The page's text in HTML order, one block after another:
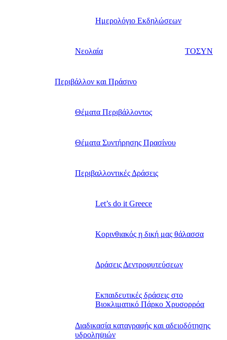
Ημερολόγιο Εκδηλώσεων
Νεολαία ΤΟΣΥΝ
Περιβάλλον και Πράσινο
Θέματα Περιβάλλοντος
Θέματα Συντήρησης Πρασίνου
Περιβαλλοντικές Δράσεις
Let’s do it Greece
Kορινθιακός η δική μας θάλασσα
Δράσεις Δεντροφυτεύσεων
Εκπαιδευτικές δράσεις στο
Βιοκλιματικό Πάρκο Χρυσορρόα
Διαδικασία καταγραφής και αδειοδότησης
υδροληψιών